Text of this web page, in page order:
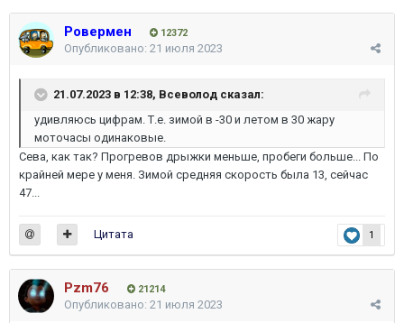
Ровермен 12372
Опубликовано: 21 июля 2023
21.07.2023 в 12:38, Всеволод сказал:
удивляюсь цифрам. Т.е. зимой в -30 и летом в 30 жару
моточасы одинаковые.
Сева, как так? Прогревов дрыжки меньше, пробеги больше... По
крайней мере у меня. Зимой средняя скорость была 13, сейчас
47...
1
Цитата
Pzm76 21214
Опубликовано: 21 июля 2023